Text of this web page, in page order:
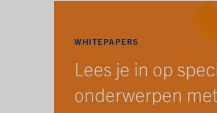
WHITEPAPERS
Lees je in op
onderwerpen